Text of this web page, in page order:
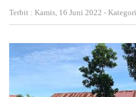
Terbit : Kamis, 16 Juni 2022 -